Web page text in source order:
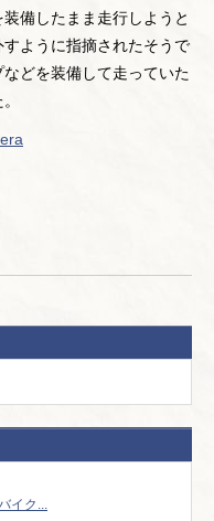
備したまま走行しようと
ように指摘されたそうで
どを装備して走っていた
イク...